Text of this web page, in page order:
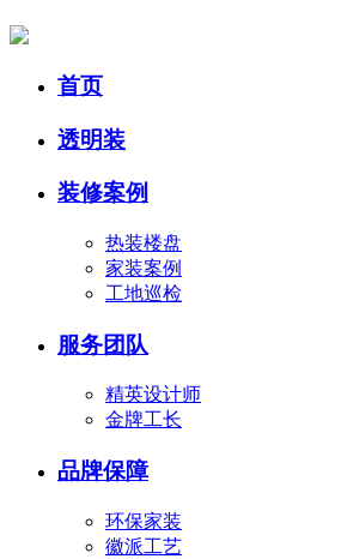
首页
透明装
装修案例
热装楼盘
家装案例
工地巡检
服务团队
精英设计师
金牌工长
品牌保障
环保家装
徽派工艺